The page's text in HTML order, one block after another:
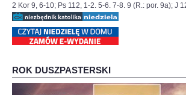
2 Kor 9, 6-10; Ps 112, 1-2. 5-6. 7-8. 9 (R.: por. 9a); J
ROK DUSZPASTERSKI